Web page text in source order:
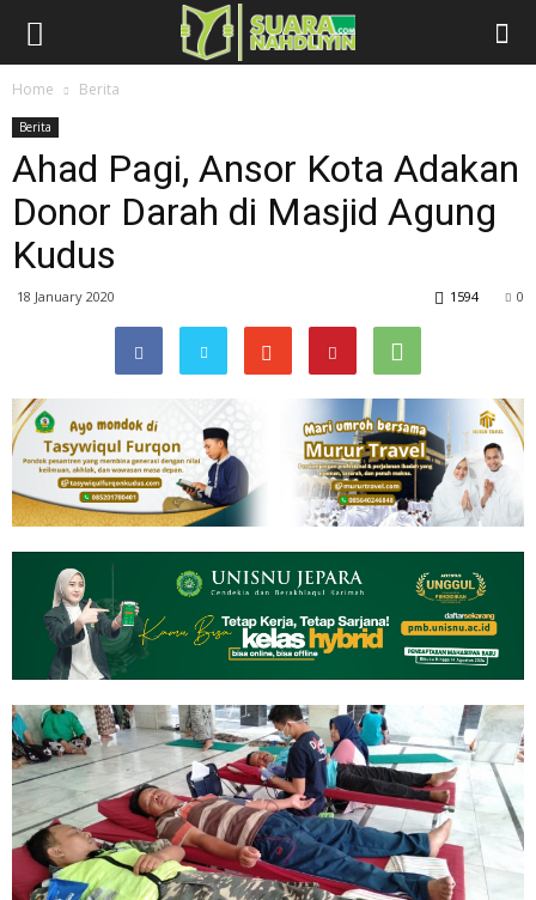
Home Berita
Berita
Ahad Pagi, Ansor Kota Adakan
Donor Darah di Masjid Agung
Kudus
18 January 2020 0
1594